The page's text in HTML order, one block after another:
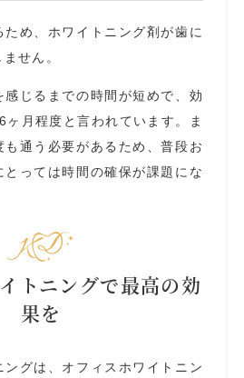
め、ホワイトニング剤が歯に
せん。
感じるまでの時間が短めで、効
月程度と言われています。ま
も通う必要があるため、普段お
っては時間の確保が課題にな
トニングで最高の効
果を
グは、オフィスホワイトニン